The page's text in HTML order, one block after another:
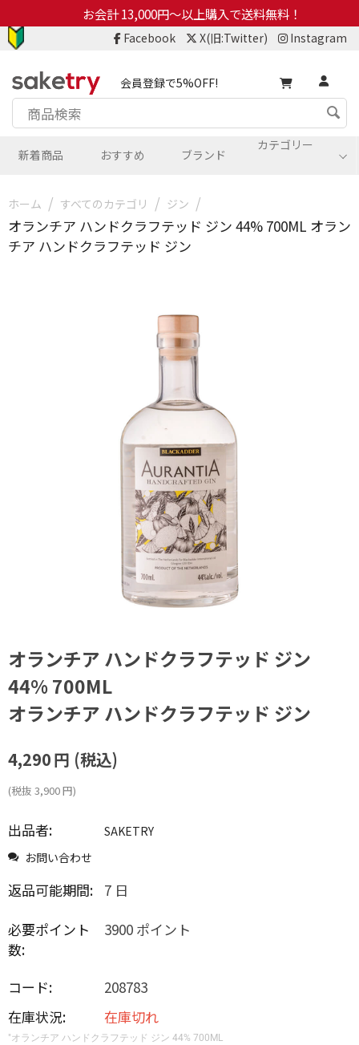
お会計 13,000円～以上購入で送料無料！
Facebook X(旧:Twitter) Instagram
会員登録で5%OFF!
カテゴリー
新着商品 おすすめ ブランド
ホーム / すべてのカテゴリ / ジン /
オランチア ハンドクラフテッド ジン 44% 700ML オラン
チア ハンドクラフテッド ジン
オランチア ハンドクラフテッド ジン
44% 700ML
オランチア ハンドクラフテッド ジン
4,290円 (税込)
(税抜 3,900円)
出品者:
SAKETRY
お問い合わせ
返品可能期間: 7 日
必要ポイント
数:
3900 ポイント
コード:
208783
在庫状況:
在庫切れ
"オランチア ハンドクラフテッド ジン 44% 700ML